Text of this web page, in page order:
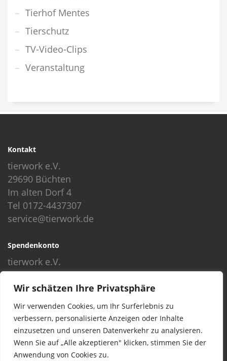
Wir schätzen Ihre Privatsphäre
Wir verwenden Cookies, um Ihr Surferlebnis zu
verbessern, personalisierte Anzeigen oder Inhalte
einzusetzen und unseren Datenverkehr zu analysieren.
Wenn Sie auf „Alle akzeptieren" klicken, stimmen Sie der
Anwendung von Cookies zu.
Tierhof Mentes
Tierschutz
TV-Video-Clips
Veranstaltung
Kontakt
tierwork e.V.
29690 Büchten
Im alten Dorf 4
Tel 0172-4437307
service@tierwork.de
Spendenkonto
tierwork e.V.
Volksbank
BLZ: 24060300
Konto: 4902218000
IBAN: DE68240603004902218000
BIC: GENODEF1NBU